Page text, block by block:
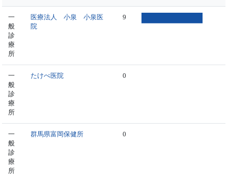
一
般
診
療
所
医療法人 小泉 小泉医
院
9
一
般
診
療
所
たけべ医院 0
一
般
診
療
所
群馬県富岡保健所 0